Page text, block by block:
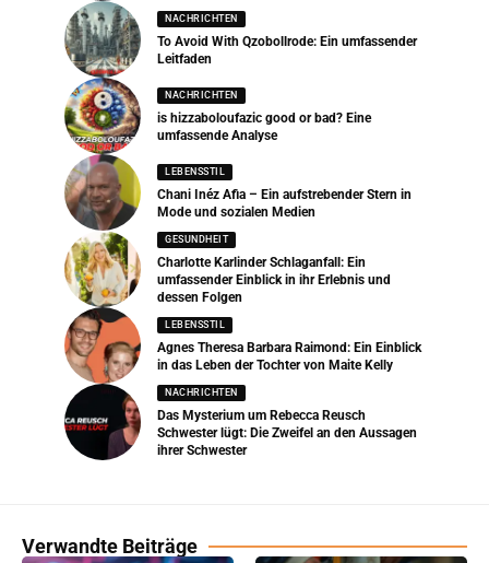
NACHRICHTEN
To Avoid With Qzobollrode: Ein umfassender
Leitfaden
NACHRICHTEN
is hizzaboloufazic good or bad? Eine
umfassende Analyse
LEBENSSTIL
Chani Inéz Afia – Ein aufstrebender Stern in
Mode und sozialen Medien
GESUNDHEIT
Charlotte Karlinder Schlaganfall: Ein
umfassender Einblick in ihr Erlebnis und
dessen Folgen
LEBENSSTIL
Agnes Theresa Barbara Raimond: Ein Einblick
in das Leben der Tochter von Maite Kelly
NACHRICHTEN
Das Mysterium um Rebecca Reusch
Schwester lügt: Die Zweifel an den Aussagen
ihrer Schwester
Verwandte Beiträge